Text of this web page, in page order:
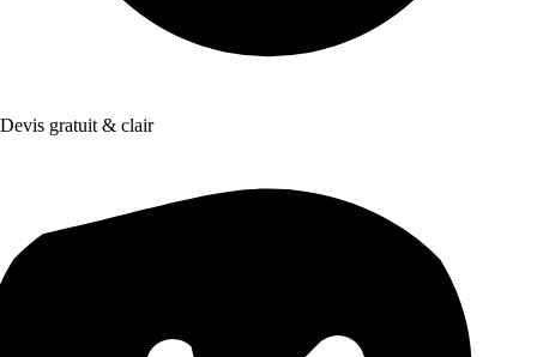
Devis gratuit & clair